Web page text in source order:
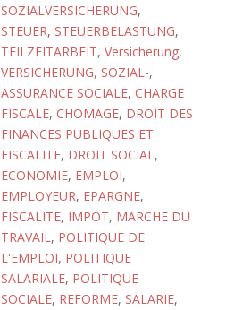
SOZIALVERSICHERUNG,
STEUER, STEUERBELASTUNG,
TEILZEITARBEIT, Versicherung,
VERSICHERUNG, SOZIAL-,
ASSURANCE SOCIALE, CHARGE
FISCALE, CHOMAGE, DROIT DES
FINANCES PUBLIQUES ET
FISCALITE, DROIT SOCIAL,
ECONOMIE, EMPLOI,
EMPLOYEUR, EPARGNE,
FISCALITE, IMPOT, MARCHE DU
TRAVAIL, POLITIQUE DE
L'EMPLOI, POLITIQUE
SALARIALE, POLITIQUE
SOCIALE, REFORME, SALARIE,